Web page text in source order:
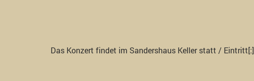
Das Konzert findet im Sandershaus Keller statt / Eintritt[:]